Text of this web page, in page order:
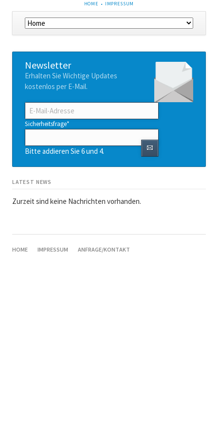
NAVIGATION
ÜBERSPRINGEN
HOME IMPRESSUM
Navigation
überspringen
Newsletter
Erhalten Sie Wichtige Updates
kostenlos per E-Mail.
E-
Mail-
Adresse
Pflichtfeld
Sicherheitsfrage*
Bitte addieren Sie 6 und 4.
LATEST NEWS
Zurzeit sind keine Nachrichten vorhanden.
NAVIGATION
HOME IMPRESSUM ANFRAGE/KONTAKT